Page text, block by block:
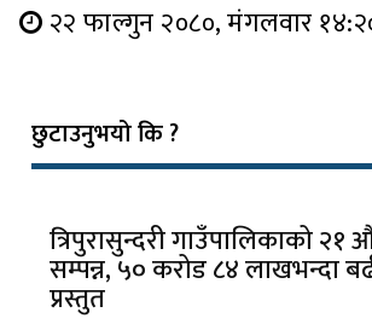
२२ फाल्गुन २०८०, मंगलवार
छुटाउनुभयो कि ?
त्रिपुरासुन्दरी गाउँपालिकाको २१
सम्पन्न, ५० करोड ८४ लाखभन्दा
प्रस्तुत